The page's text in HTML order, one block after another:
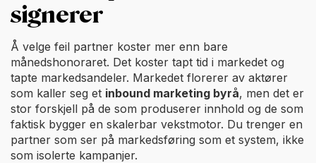
signerer
Å velge feil partner koster mer enn bare
månedshonoraret. Det koster tapt tid i markedet og
tapte markedsandeler. Markedet florerer av aktører
som kaller seg et inbound marketing byrå, men det er
stor forskjell på de som produserer innhold og de som
faktisk bygger en skalerbar vekstmotor. Du trenger en
partner som ser på markedsføring som et system, ikke
som isolerte kampanjer.